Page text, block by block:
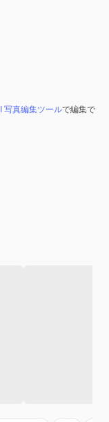
写真編集ツールで編集で